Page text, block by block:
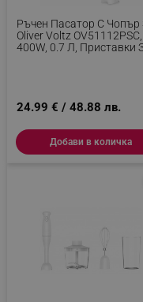
Ръчен Пасатор С Чопър
Oliver Voltz OV51112PSC,
400W, 0.7 Л, Приставки
24.99 € / 48.88 лв.
Добави в количка
акаунта.
правилно без
Име